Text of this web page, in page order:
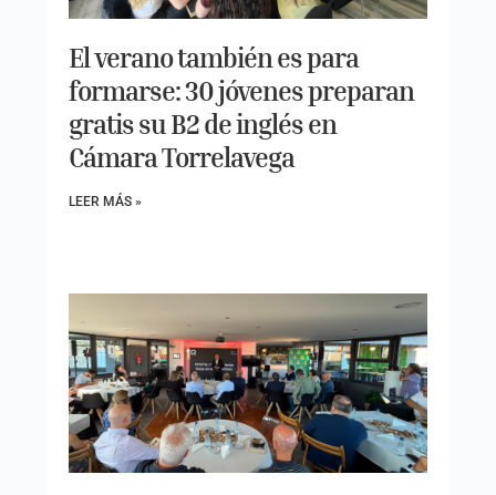
El verano también es para
formarse: 30 jóvenes preparan
gratis su B2 de inglés en
Cámara Torrelavega
LEER MÁS »